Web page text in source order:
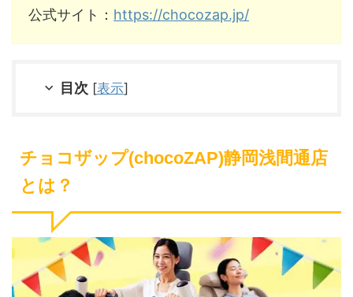
公式サイト： https://chocozap.jp/
目次 [表示]
チョコザップ(chocoZAP)静岡浅間通店
とは？